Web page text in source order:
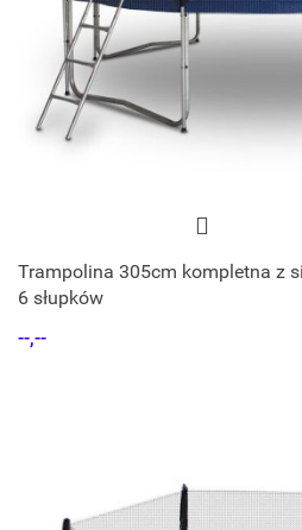
Trampolina 305cm kompletna z
6 słupków
--,--